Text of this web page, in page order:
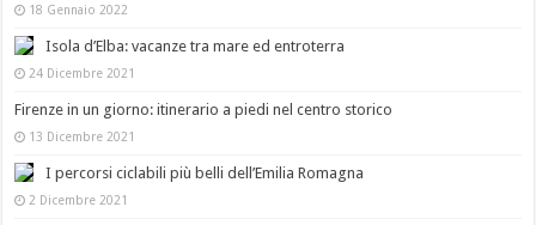
18 Gennaio 2022
Isola d’Elba: vacanze tra mare ed entroterra
24 Dicembre 2021
Firenze in un giorno: itinerario a piedi nel centro storico
13 Dicembre 2021
I percorsi ciclabili più belli dell’Emilia Romagna
2 Dicembre 2021